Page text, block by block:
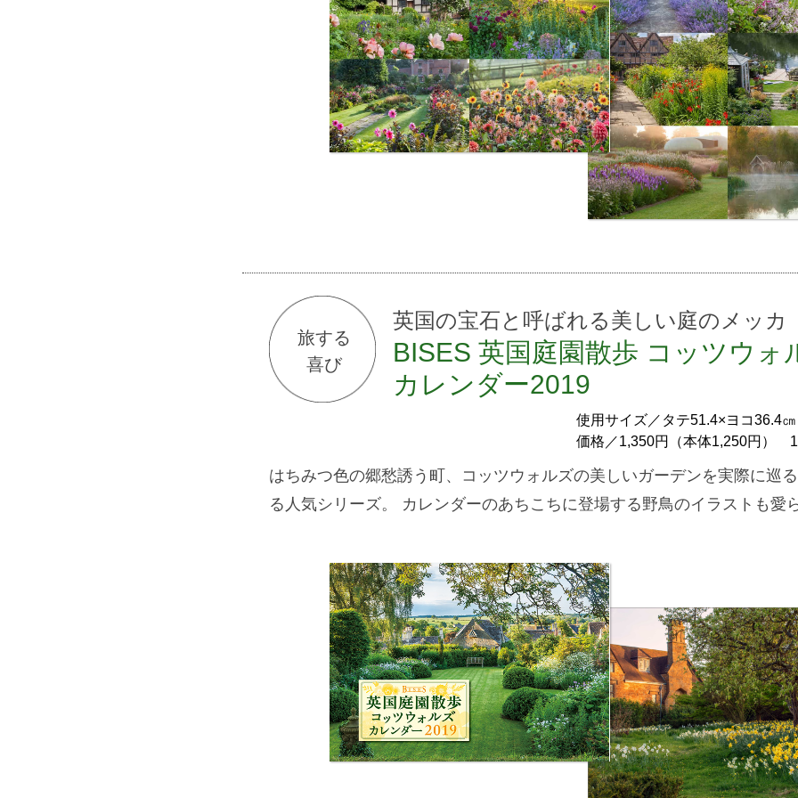
旅する
喜び
英国の宝石と呼ばれる美しい庭のメッカ
BISES 英国庭園散歩 コッツウォ
カレンダー2019
使用サイズ／タテ51.4×ヨコ36.4
価格／1,350円（本体1,250円）
はちみつ色の郷愁誘う町、コッツウォルズの美しいガーデンを実際に巡
る人気シリーズ。 カレンダーのあちこちに登場する野鳥のイラストも愛